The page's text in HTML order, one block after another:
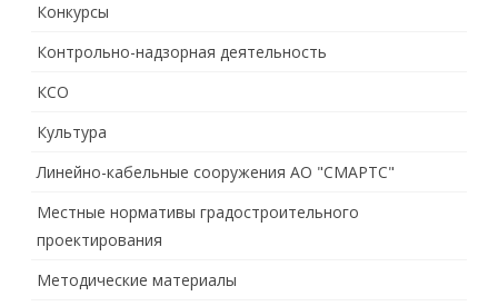
Конкурсы
Контрольно-надзорная деятельность
КСО
Культура
Линейно-кабельные сооружения АО "СМАРТС"
Местные нормативы градостроительного
проектирования
Методические материалы